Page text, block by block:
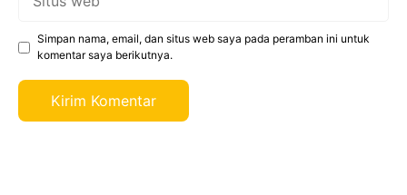
Simpan nama, email, dan situs web saya pada peramban ini untuk
komentar saya berikutnya.